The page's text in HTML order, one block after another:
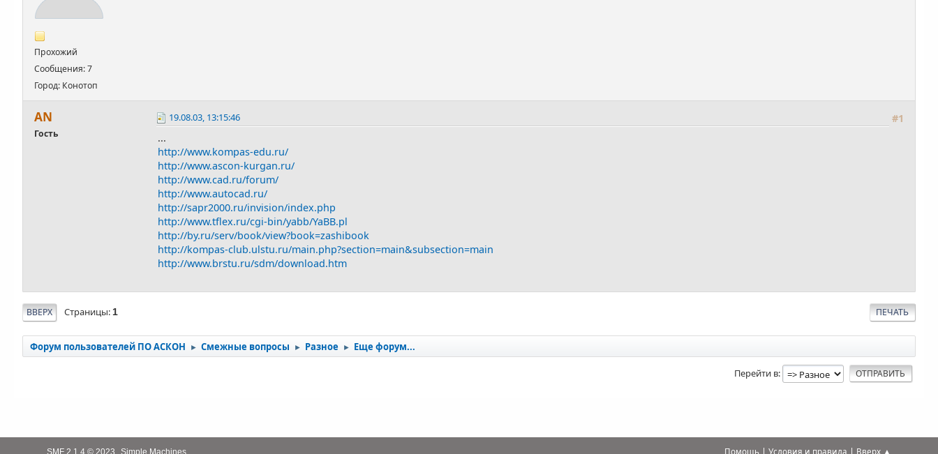
Прохожий
Сообщения: 7
Город: Конотоп
AN
Гость
#1
19.08.03, 13:15:46
...
http://www.kompas-edu.ru/
http://www.ascon-kurgan.ru/
http://www.cad.ru/forum/
http://www.autocad.ru/
http://sapr2000.ru/invision/index.php
http://www.tflex.ru/cgi-bin/yabb/YaBB.pl
http://by.ru/serv/book/view?book=zashibook
http://kompas-club.ulstu.ru/main.php?section=main&subsection=main
http://www.brstu.ru/sdm/download.htm
ПЕЧАТЬ
ВВЕРХ Страницы 1
Форум пользователей ПО АСКОН ► Смежные вопросы ► Разное ► Еще форум...
Перейти в
Помощь| Условия и правила | Вверх ▲
SMF 2.1.4 © 2023 ,Simple Machines